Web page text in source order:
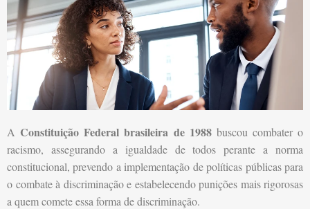
A Constituição Federal brasileira de 1988buscou combater o
racismo, assegurando a igualdade de todos perante a norma
constitucional, prevendo a implementação de políticas públicas para
o combate à discriminação e estabelecendo punições mais rigorosas
a quem comete essa forma de discriminação.